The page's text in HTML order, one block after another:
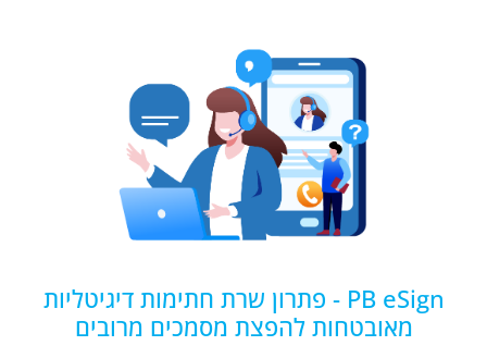
PB eSign - פתרון שרת חתימות דיגיטליות
מאובטחות להפצת מסמכים מרובים